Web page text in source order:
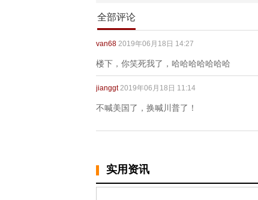
全部评论
van68 2019年06月18日 14:27
楼下，你笑死我了，哈哈哈哈哈哈哈
jianggt 2019年06月18日 11:14
不喊美国了，换喊川普了！
实用资讯